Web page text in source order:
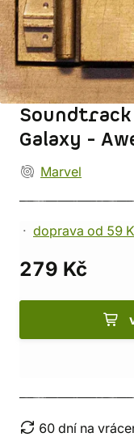
Galaxy -
Marvel
doprava od 59
279 Kč
60 dní na